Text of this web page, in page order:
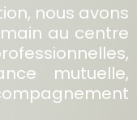
nous avons
au centre
mutuelle,